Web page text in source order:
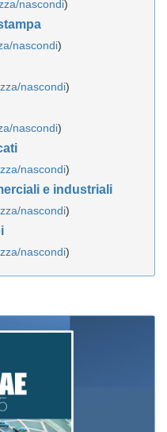
nascondi)
nascondi)
nascondi)
nascondi)
nascondi)
e industriali
nascondi)
nascondi)